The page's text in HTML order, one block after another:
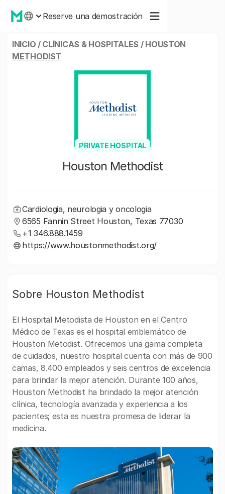
Reserve una demostración
INICIO / CLÍNICAS & HOSPITALES / HOUSTON
METHODIST
PRIVATE HOSPITAL
Houston Methodist
Cardiologia, neurologia y oncologia
6565 Fannin Street Houston, Texas 77030
+1 346.888.1459
https://www.houstonmethodist.org/
Sobre Houston Methodist
El Hospital Metodista de Houston en el Centro
Médico de Texas es el hospital emblemático de
Houston Metodist. Ofrecemos una gama completa
de cuidados, nuestro hospital cuenta con más de 900
camas, 8.400 empleados y seis centros de excelencia
para brindar la mejor atención. Durante 100 años,
Houston Methodist ha brindado la mejor atención
clínica, tecnología avanzada y experiencia a los
pacientes; esta es nuestra promesa de liderar la
medicina.